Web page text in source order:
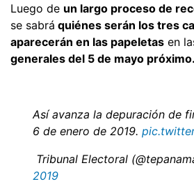
Luego de un largo proceso de
se sabrá quiénes serán los tres
aparecerán en las papeletas en
generales del 5 de mayo próximo.
Así avanza la depuración de
6 de enero de 2019.
 Tribunal Electoral
2019